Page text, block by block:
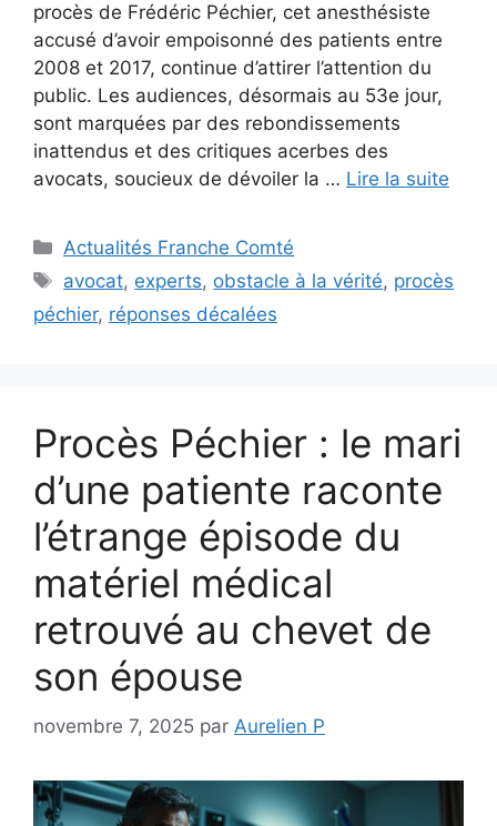
procès de Frédéric Péchier, cet anesthésiste
accusé d’avoir empoisonné des patients entre
2008 et 2017, continue d’attirer l’attention du
public. Les audiences, désormais au 53e jour,
sont marquées par des rebondissements
inattendus et des critiques acerbes des
avocats, soucieux de dévoiler la … Lire la suite
Catégories
Actualités Franche Comté
Étiquettes
avocat, experts, obstacle à la vérité, procès
péchier, réponses décalées
Procès Péchier : le mari
d’une patiente raconte
l’étrange épisode du
matériel médical
retrouvé au chevet de
son épouse
novembre 7, 2025 par Aurelien P